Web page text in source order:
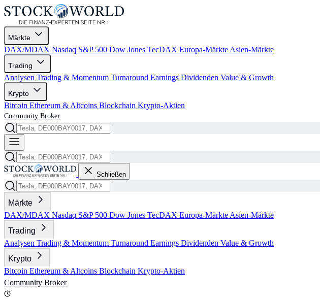
Märkte
DAX/MDAX Nasdaq S&P 500 Dow Jones TecDAX Europa-Märkte Asien-Märkte
Trading
Analysen Trading & Momentum Turnaround Earnings Dividenden Value & Growth
Krypto
Bitcoin Ethereum & Altcoins Blockchain Krypto-Aktien
Community Broker
Schließen
Märkte
DAX/MDAX Nasdaq S&P 500 Dow Jones TecDAX Europa-Märkte Asien-Märkte
Trading
Analysen Trading & Momentum Turnaround Earnings Dividenden Value & Growth
Krypto
Bitcoin Ethereum & Altcoins Blockchain Krypto-Aktien
Community Broker